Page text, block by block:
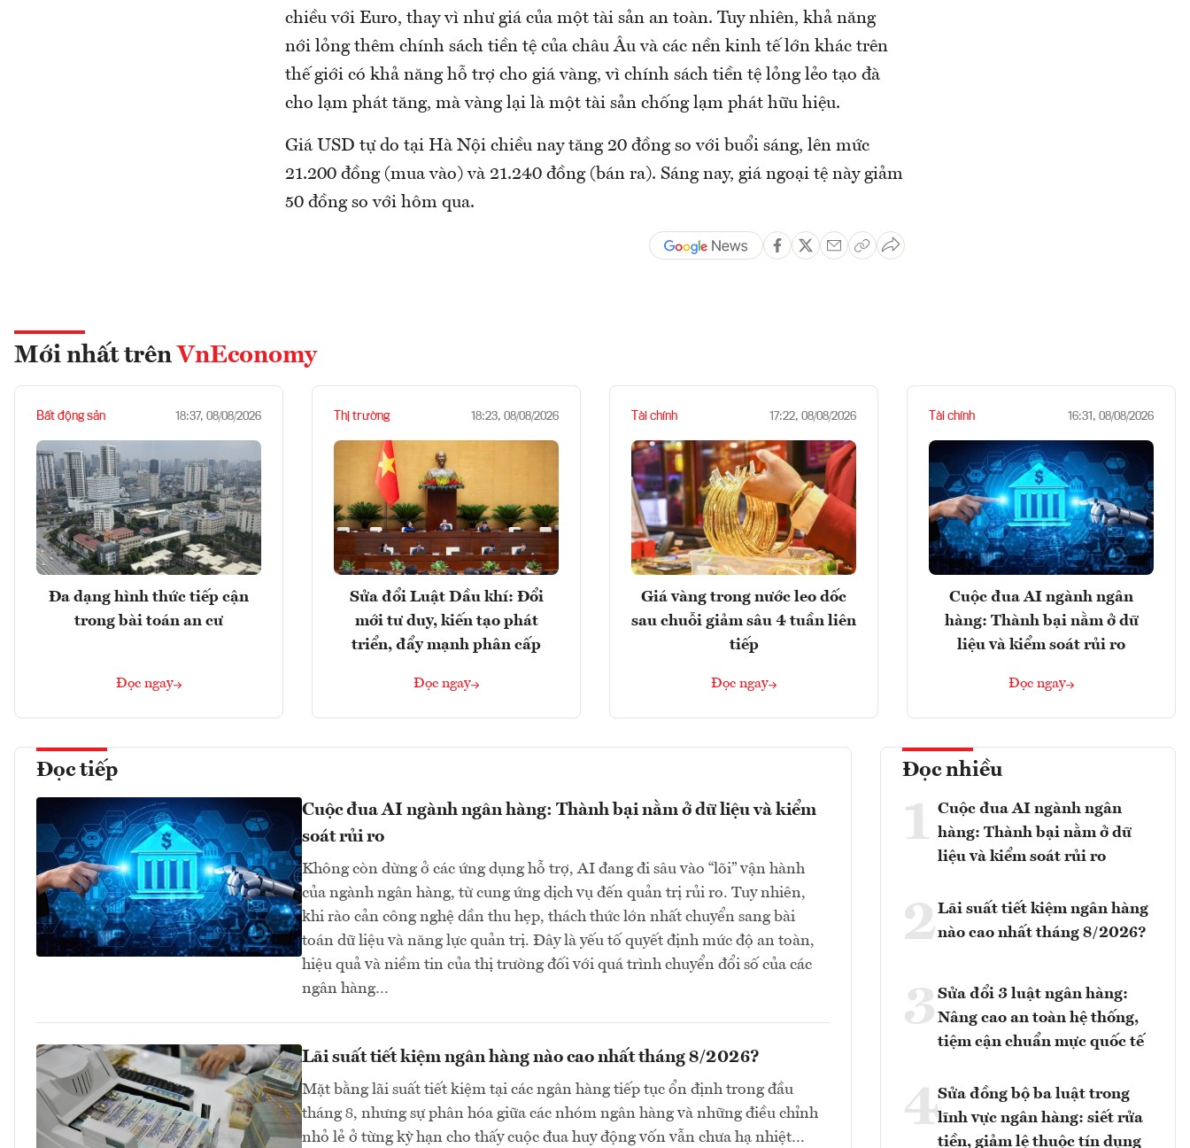
chiều với Euro, thay vì như giá của một tài sản an toàn. Tuy nhiên, khả năng
nới lỏng thêm chính sách tiền tệ của châu Âu và các nền kinh tế lớn khác trên
thế giới có khả năng hỗ trợ cho giá vàng, vì chính sách tiền tệ lỏng lẻo tạo đà
cho lạm phát tăng, mà vàng lại là một tài sản chống lạm phát hữu hiệu.
Giá USD tự do tại Hà Nội chiều nay tăng 20 đồng so với buổi sáng, lên mức
21.200 đồng (mua vào) và 21.240 đồng (bán ra). Sáng nay, giá ngoại tệ này giảm
50 đồng so với hôm qua.
Mới nhất trên VnEconomy
Bất động sản 18:37, 08/08/2026
Đa dạng hình thức tiếp cận
trong bài toán an cư
Đọc ngay
Thị trường 18:23, 08/08/2026
Sửa đổi Luật Dầu khí: Đổi
mới tư duy, kiến tạo phát
triển, đẩy mạnh phân cấp
Đọc ngay
Tài chính 17:22, 08/08/2026
Giá vàng trong nước leo dốc
sau chuỗi giảm sâu 4 tuần liên
tiếp
Đọc ngay
Tài chính 16:31, 08/08/2026
Cuộc đua AI ngành ngân
hàng: Thành bại nằm ở dữ
liệu và kiểm soát rủi ro
Đọc ngay
Đọc tiếp
Cuộc đua AI ngành ngân hàng: Thành bại nằm ở dữ liệu và kiểm
soát rủi ro
Không còn dừng ở các ứng dụng hỗ trợ, AI đang đi sâu vào “lõi” vận hành
của ngành ngân hàng, từ cung ứng dịch vụ đến quản trị rủi ro. Tuy nhiên,
khi rào cản công nghệ dần thu hẹp, thách thức lớn nhất chuyển sang bài
toán dữ liệu và năng lực quản trị. Đây là yếu tố quyết định mức độ an toàn,
hiệu quả và niềm tin của thị trường đối với quá trình chuyển đổi số của các
ngân hàng…
Lãi suất tiết kiệm ngân hàng nào cao nhất tháng 8/2026?
Mặt bằng lãi suất tiết kiệm tại các ngân hàng tiếp tục ổn định trong đầu
tháng 8, nhưng sự phân hóa giữa các nhóm ngân hàng và những điều chỉnh
nhỏ lẻ ở từng kỳ hạn cho thấy cuộc đua huy động vốn vẫn chưa hạ nhiệt…
Đọc nhiều
1 Cuộc đua AI ngành ngân
hàng: Thành bại nằm ở dữ
liệu và kiểm soát rủi ro
2Lãi suất tiết kiệm ngân hàng
nào cao nhất tháng 8/2026?
3 Sửa đổi 3 luật ngân hàng:
Nâng cao an toàn hệ thống,
tiệm cận chuẩn mực quốc tế
4Sửa đồng bộ ba luật trong
lĩnh vực ngân hàng: siết rửa
tiền, giảm lệ thuộc tín dụng